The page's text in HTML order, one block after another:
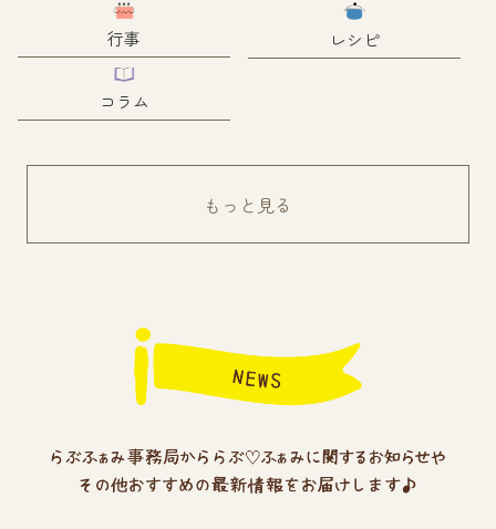
行事 レシピ
コラム
もっと見る